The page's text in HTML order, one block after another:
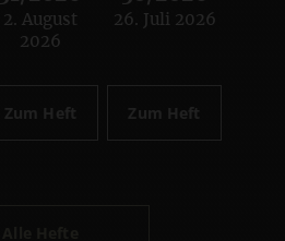
:
2. August
2026
Zum Heft
:
26. Juli 2026
Zum Heft